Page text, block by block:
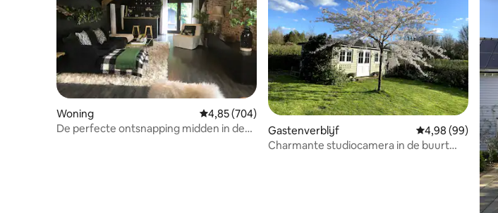
Woning Gemiddelde beoordeling van 4,85 op 5, 704 recensies
4,85 (704)
De perfecte ontsnapping midden in de
Gastenverblijf Gemiddelde
4,98 (99)
Charmante studiocamera in de buurt